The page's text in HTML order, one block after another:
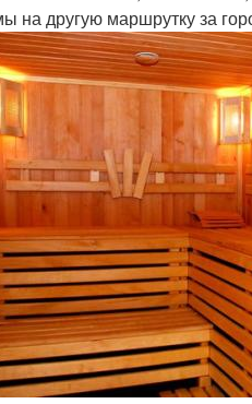
на другую маршрутку за